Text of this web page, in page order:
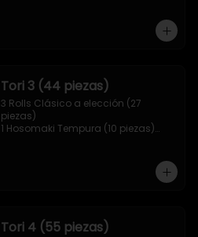
Tori 3 (44 piezas)
3 Rolls Clásico a elección (27
piezas)
1 Hosomaki Tempura (10 piezas)
Tori 4 (55 piezas)